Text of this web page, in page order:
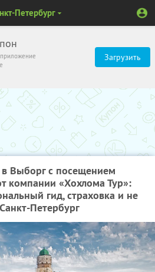
Загрузить
Петербург
в Выборг с посещением
компании «Хохлома Тур»:
гид, страховка и не
Петербург